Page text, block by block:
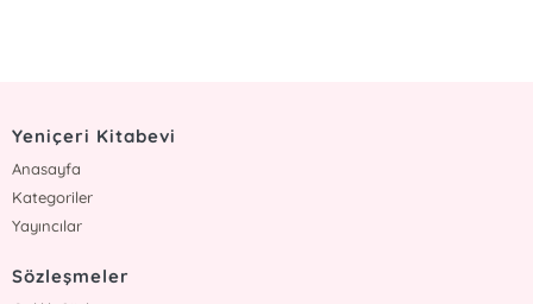
Yeniçeri Kitabevi
Anasayfa
Kategoriler
Yayıncılar
Sözleşmeler